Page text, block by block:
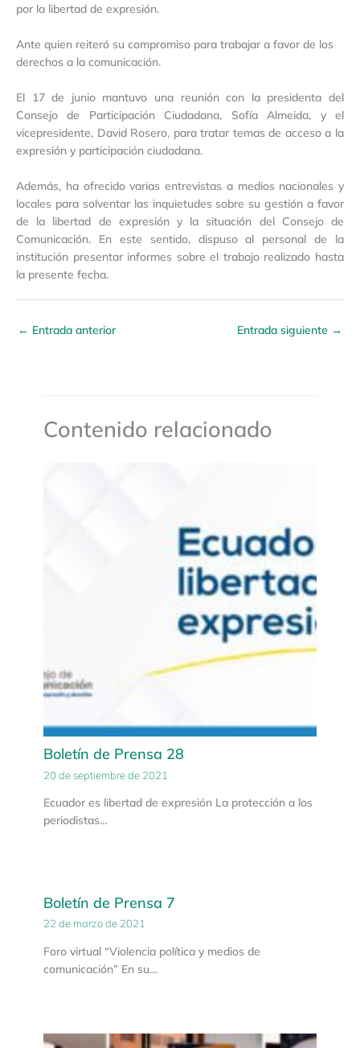
por la libertad de expresión.
Ante quien reiteró su compromiso para trabajar a favor de los
derechos a la comunicación.
El 17 de junio mantuvo una reunión con la presidenta del
Consejo de Participación Ciudadana, Sofía Almeida, y el
vicepresidente, David Rosero, para tratar temas de acceso a la
expresión y participación ciudadana.
Además, ha ofrecido varias entrevistas a medios nacionales y
locales para solventar las inquietudes sobre su gestión a favor
de la libertad de expresión y la situación del Consejo de
Comunicación. En este sentido, dispuso al personal de la
institución presentar informes sobre el trabajo realizado hasta
la presente fecha.
← Entrada anterior Entrada siguiente →
Contenido relacionado
Boletín de Prensa 28
20 de septiembre de 2021
Ecuador es libertad de expresión La protección a los
periodistas…
Boletín de Prensa 7
22 de marzo de 2021
Foro virtual “Violencia política y medios de
comunicación” En su…